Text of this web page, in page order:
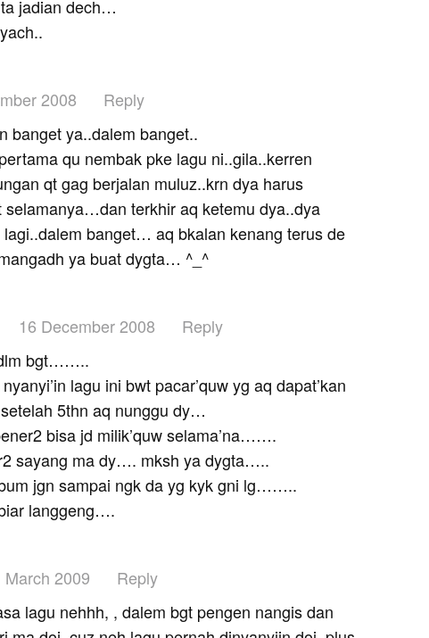
jadian dech…
2008
Reply
banget ya..dalem banget..
qu nembak pke lagu ni..gila..kerren
qt gag berjalan muluz..krn dya harus
selamanya…dan terkhir aq ketemu dya..dya
lagi..dalem banget… aq bkalan kenang terus de
ya buat dygta… ^_^
16 December 2008
Reply
bgt……..
lagu ini bwt pacar’quw yg aq dapat’kan
5thn aq nunggu dy…
bisa jd milik’quw selama’na…….
sayang ma dy…. mksh ya dygta…..
jgn sampai ngk da yg kyk gni lg……..
langgeng….
March 2009
Reply
lagu nehhh, , dalem bgt pengen nangis dan